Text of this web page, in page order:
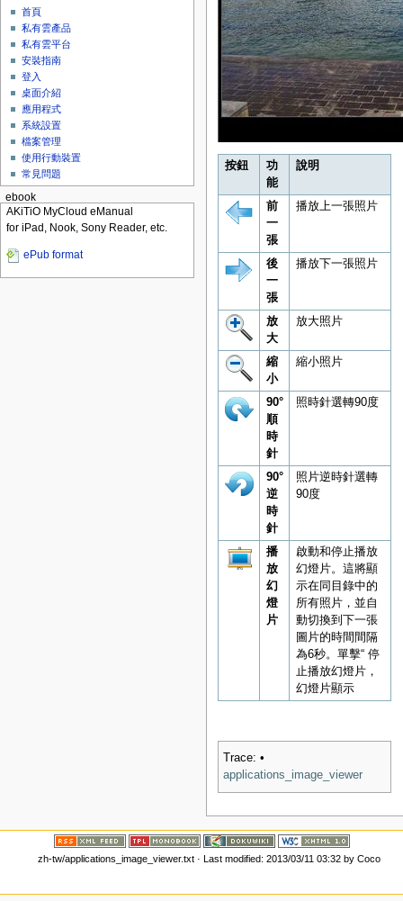
按鈕
功
能
說明
前
一
張
播放上一張照片
後
一
張
播放下一張照片
放
大
放大照片
縮
小
縮小照片
90°
順
時
針
照時針選轉90度
90°
逆
時
針
照片逆時針選轉
90度
播
放
幻
燈
片
啟動和停止播放
幻燈片。這將顯
示在同目錄中的
所有照片，並自
動切換到下一張
圖片的時間間隔
為6秒。單擊“ 停
止播放幻燈片，
幻燈片顯示
Trace: •
applications_image_viewer
首頁
私有雲產品
私有雲平台
安裝指南
登入
桌面介紹
應用程式
系統設置
檔案管理
使用行動裝置
常見問題
ebook
AKiTiO MyCloud eManual
for iPad, Nook, Sony Reader, etc.
ePub format
zh-tw/applications_image_viewer.txt · Last modified: 2013/03/11 03:32 byCoco